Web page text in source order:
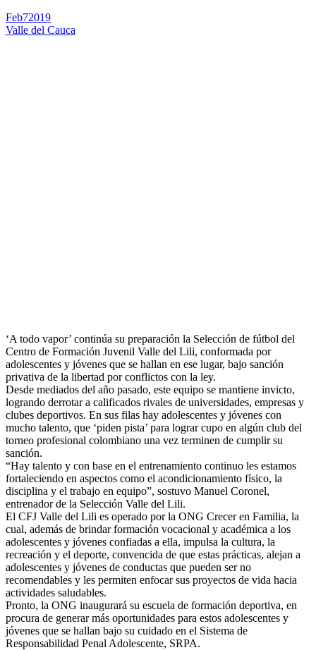
Feb72019
Valle del Cauca
‘A todo vapor’ continúa su preparación la Selección de fútbol del
Centro de Formación Juvenil Valle del Lili, conformada por
adolescentes y jóvenes que se hallan en ese lugar, bajo sanción
privativa de la libertad por conflictos con la ley.
Desde mediados del año pasado, este equipo se mantiene invicto,
logrando derrotar a calificados rivales de universidades, empresas y
clubes deportivos. En sus filas hay adolescentes y jóvenes con
mucho talento, que ‘piden pista’ para lograr cupo en algún club del
torneo profesional colombiano una vez terminen de cumplir su
sanción.
“Hay talento y con base en el entrenamiento continuo les estamos
fortaleciendo en aspectos como el acondicionamiento físico, la
disciplina y el trabajo en equipo”, sostuvo Manuel Coronel,
entrenador de la Selección Valle del Lili.
El CFJ Valle del Lili es operado por la ONG Crecer en Familia, la
cual, además de brindar formación vocacional y académica a los
adolescentes y jóvenes confiadas a ella, impulsa la cultura, la
recreación y el deporte, convencida de que estas prácticas, alejan a
adolescentes y jóvenes de conductas que pueden ser no
recomendables y les permiten enfocar sus proyectos de vida hacia
actividades saludables.
Pronto, la ONG inaugurará su escuela de formación deportiva, en
procura de generar más oportunidades para estos adolescentes y
jóvenes que se hallan bajo su cuidado en el Sistema de
Responsabilidad Penal Adolescente, SRPA.